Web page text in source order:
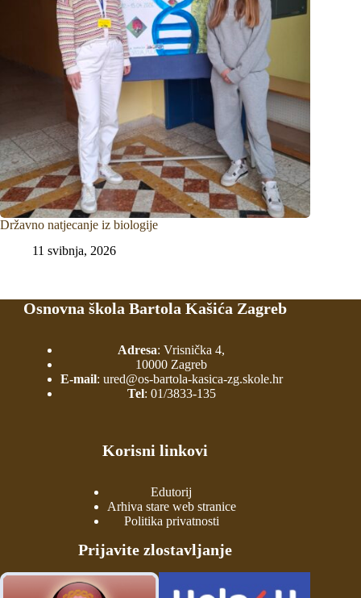
Državno natjecanje iz biologije
11 svibnja, 2026
Osnovna škola Bartola Kašića Zagreb
Adresa: Vrisnička 4,
10000 Zagreb
E-mail: ured@os-bartola-kasica-zg.skole.hr
Tel: 01/3833-135
Korisni linkovi
Edutorij
Arhiva stare web stranice
Politika privatnosti
Prijavite zlostavljanje